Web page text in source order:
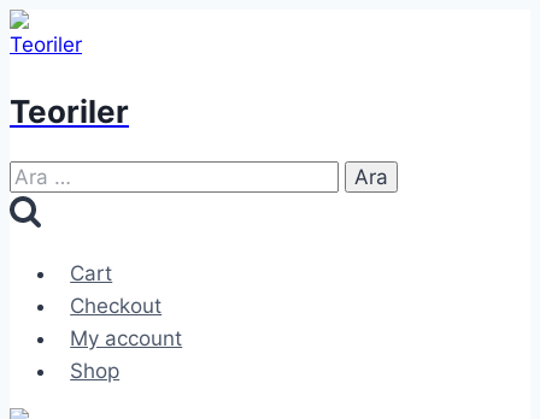
Skip
to
Teoriler
Arama:
Cart
Checkout
My account
Shop